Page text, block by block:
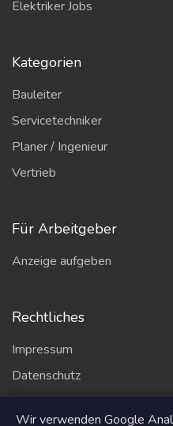
Elektriker Jobs
Kategorien
Bauleiter
Servicetechniker
Planer / Ingenieur
Vertrieb
Für Arbeitgeber
Anzeige aufgeben
Rechtliches
Impressum
Datenschutz
Wir verwenden Google